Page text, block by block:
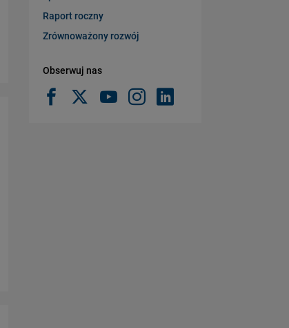
Raport roczny
Zrównoważony rozwój
Obserwuj nas